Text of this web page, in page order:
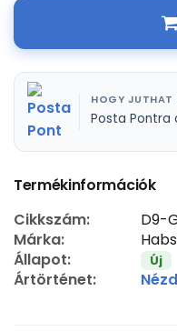
HOGY JUTHAT
Posta Pontra
Termékinformációk
Cikkszám:
D9-
Márka:
Állapot:
Új
Ártörténet: